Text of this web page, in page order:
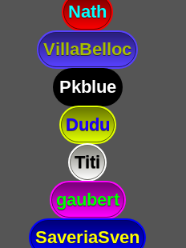
Nath
VillaBelloc
Pkblue
Dudu
Titi
gaubert
SaveriaSven